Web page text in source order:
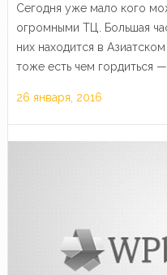
Сегодня уже мало кого
огромными ТЦ. Большая
них находится в
тоже есть чем гордиться
26 января, 2016